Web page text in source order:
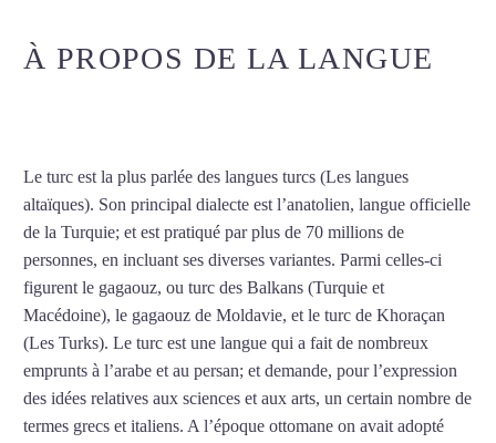
À PROPOS DE LA LANGUE
Le turc est la plus parlée des langues turcs (Les langues
altaïques). Son principal dialecte est l’anatolien, langue officielle
de la Turquie; et est pratiqué par plus de 70 millions de
personnes, en incluant ses diverses variantes. Parmi celles-ci
figurent le gagaouz, ou turc des Balkans (Turquie et
Macédoine), le gagaouz de Moldavie, et le turc de Khoraçan
(Les Turks). Le turc est une langue qui a fait de nombreux
emprunts à l’arabe et au persan; et demande, pour l’expression
des idées relatives aux sciences et aux arts, un certain nombre de
termes grecs et italiens. A l’époque ottomane on avait adopté